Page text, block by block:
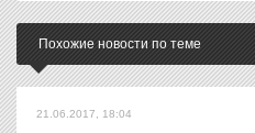
Похожие новости по теме
21.06.2017, 18:04